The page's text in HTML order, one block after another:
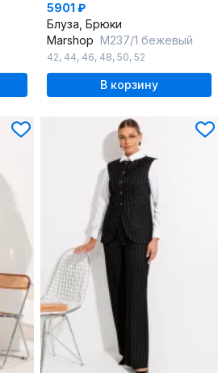
5901 ₽
Блуза, Брюки
Marshop М237/1 бежевый
42, 44, 46, 48, 50, 52
В корзину